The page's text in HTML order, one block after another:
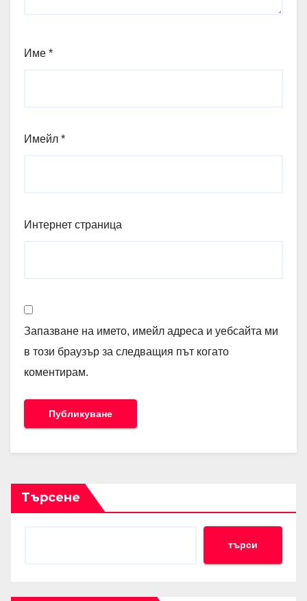
Име *
Имейл *
Интернет страница
Запазване на името, имейл адреса и уебсайта ми
в този браузър за следващия път когато
коментирам.
Търсене
търси